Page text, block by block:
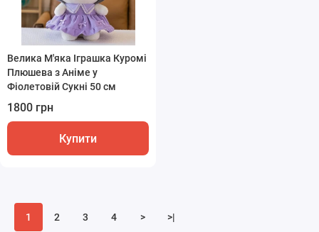
Велика М'яка Іграшка Куромі
Плюшева з Аніме у
Фіолетовій Сукні 50 см
1800 грн
Купити
1 2 3 4 > >|